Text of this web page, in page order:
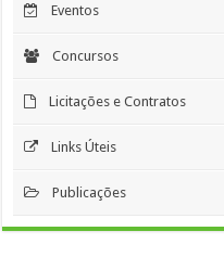
Eventos
Concursos
Licitações e Contratos
Links Úteis
Publicações